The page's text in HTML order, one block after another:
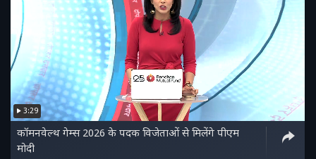
3:29
कॉमनवेल्थ गेम्स 2026 के पदक विजेताओं से मिलेंगे पीएम
मोदी